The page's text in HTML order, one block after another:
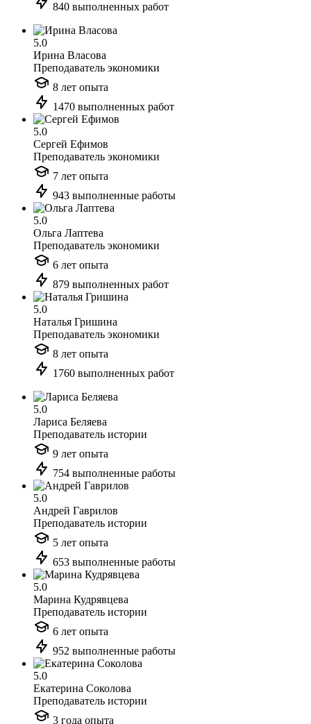
840 выполненных работ
5.0
Ирина Власова
Преподаватель экономики
8 лет опыта
1470 выполненных работ
5.0
Сергей Ефимов
Преподаватель экономики
7 лет опыта
943 выполненные работы
5.0
Ольга Лаптева
Преподаватель экономики
6 лет опыта
879 выполненных работ
5.0
Наталья Гришина
Преподаватель экономики
8 лет опыта
1760 выполненных работ
5.0
Лариса Беляева
Преподаватель истории
9 лет опыта
754 выполненные работы
5.0
Андрей Гаврилов
Преподаватель истории
5 лет опыта
653 выполненные работы
5.0
Марина Кудрявцева
Преподаватель истории
6 лет опыта
952 выполненные работы
5.0
Екатерина Соколова
Преподаватель истории
3 года опыта